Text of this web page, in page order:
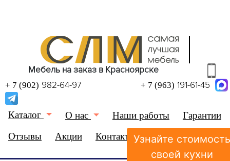
Узнайте стоимость
своей кухни
Мебель на заказ в Красноярске
+ 7 (902) 982-64-97 + 7 (963) 191-61-45
Каталог О нас Наши работы
Гарантии
Отзывы
Акции Контакты Избранное (0)